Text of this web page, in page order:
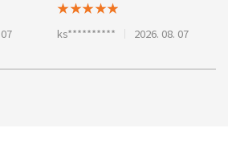
라날때마다 뿌듯하네요.. 겨울에 목
★★★★★
ks********** 2026. 08. 07